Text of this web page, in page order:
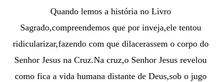
Quando lemos a história no Livro
Sagrado,compreendemos que por inveja,ele tentou
ridicularizar,fazendo com que dilacerassem o corpo do
Senhor Jesus na Cruz.Na cruz,o Senhor Jesus revelou
como fica a vida humana distante de Deus,sob o jugo